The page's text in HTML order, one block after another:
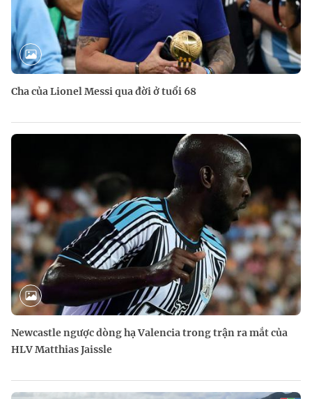
Cha của Lionel Messi qua đời ở tuổi 68
Newcastle ngược dòng hạ Valencia trong trận ra mắt của
HLV Matthias Jaissle